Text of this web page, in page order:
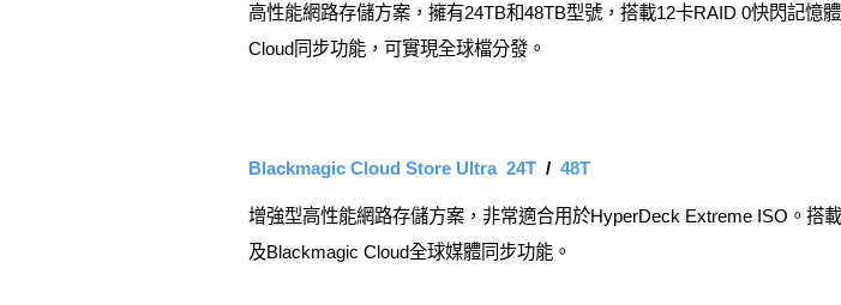
高性能網路存儲方案，擁有24TB和48TB型號，搭載12卡RAID 0快閃記憶
Cloud同步功能，可實現全球檔分發。
Blackmagic Cloud Store Ultra 24T / 48T
增強型高性能網路存儲方案，非常適合用於HyperDeck Extreme ISO。搭
及Blackmagic Cloud全球媒體同步功能。